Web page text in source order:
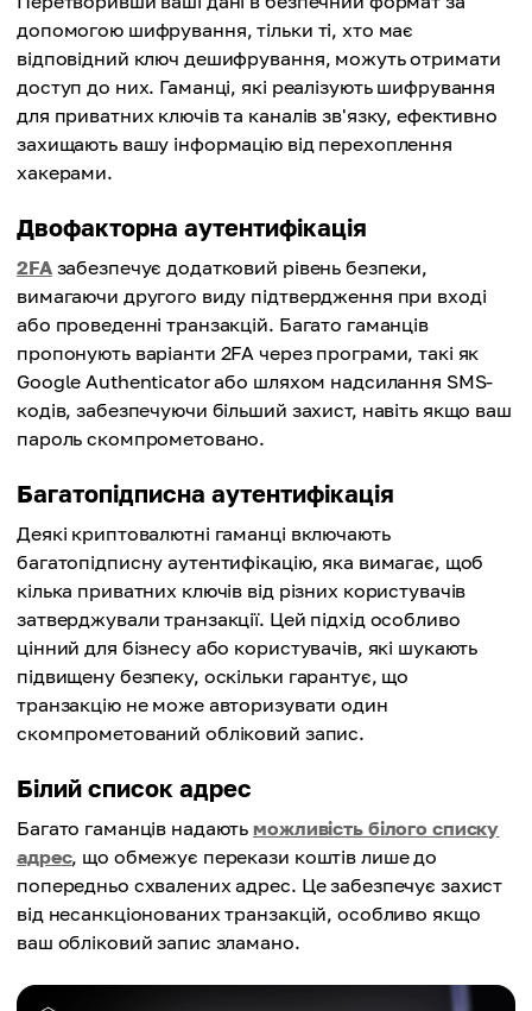
допомогою шифрування, тільки ті, хто має
відповідний ключ дешифрування, можуть отримати
доступ до них. Гаманці, які реалізують шифрування
для приватних ключів та каналів зв'язку, ефективно
захищають вашу інформацію від перехоплення
хакерами.
Двофакторна аутентифікація
2FAзабезпечує додатковий рівень безпеки,
вимагаючи другого виду підтвердження при вході
або проведенні транзакцій. Багато гаманців
пропонують варіанти 2FA через програми, такі як
Google Authenticator або шляхом надсилання SMS-
кодів, забезпечуючи більший захист, навіть якщо ваш
пароль скомпрометовано.
Багатопідписна аутентифікація
Деякі криптовалютні гаманці включають
багатопідписну аутентифікацію, яка вимагає, щоб
кілька приватних ключів від різних користувачів
затверджували транзакції. Цей підхід особливо
цінний для бізнесу або користувачів, які шукають
підвищену безпеку, оскільки гарантує, що
транзакцію не може авторизувати один
скомпрометований обліковий запис.
Білий список адрес
Багато гаманців надаютьможливість білого списку
адрес, що обмежує перекази коштів лише до
попередньо схвалених адрес. Це забезпечує захист
від несанкціонованих транзакцій, особливо якщо
ваш обліковий запис зламано.